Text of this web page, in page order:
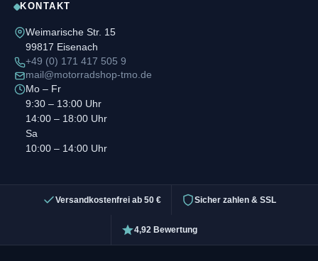
KONTAKT
Weimarische Str. 15
99817 Eisenach
+49 (0) 171 417 505 9
mail@motorradshop-tmo.de
Mo – Fr
9:30 – 13:00 Uhr
14:00 – 18:00 Uhr
Sa
10:00 – 14:00 Uhr
Versandkostenfrei ab 50 € Sicher zahlen & SSL
4,92 Bewertung